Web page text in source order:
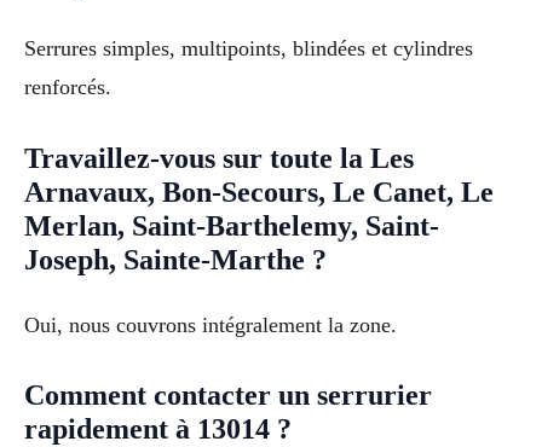
Serrures simples, multipoints, blindées et cylindres
renforcés.
Travaillez-vous sur toute la Les
Arnavaux, Bon-Secours, Le Canet, Le
Merlan, Saint-Barthelemy, Saint-
Joseph, Sainte-Marthe ?
Oui, nous couvrons intégralement la zone.
Comment contacter un serrurier
rapidement à 13014 ?